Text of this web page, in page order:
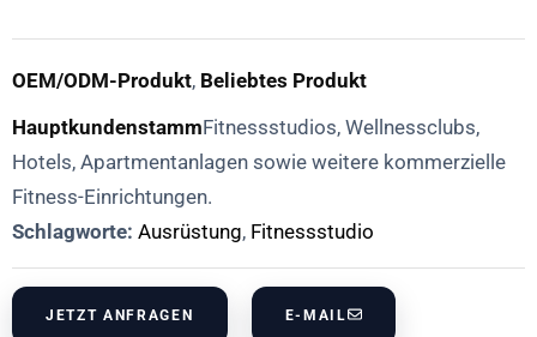
OEM/ODM-Produkt, Beliebtes Produkt
HauptkundenstammFitnessstudios, Wellnessclubs,
Hotels, Apartmentanlagen sowie weitere kommerzielle
Fitness-Einrichtungen.
Schlagworte: Ausrüstung, Fitnessstudio
JETZT ANFRAGEN E-MAIL